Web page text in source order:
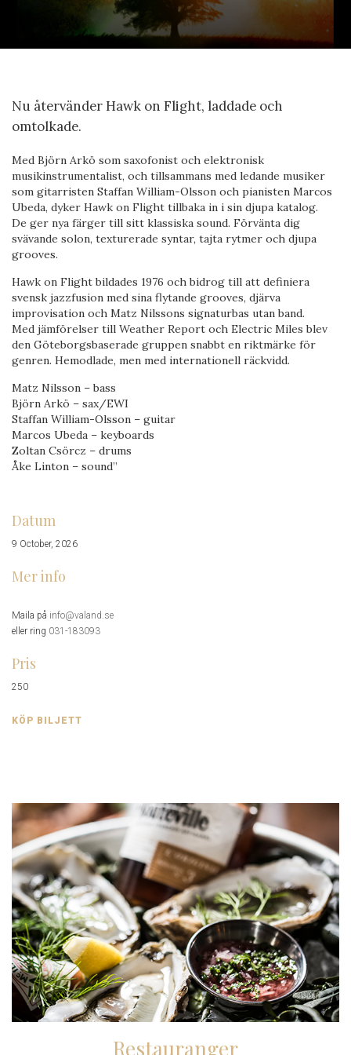
Nu återvänder Hawk on Flight, laddade och
omtolkade.
Med Björn Arkö som saxofonist och elektronisk
musikinstrumentalist, och tillsammans med ledande musiker
som gitarristen Staffan William-Olsson och pianisten Marcos
Ubeda, dyker Hawk on Flight tillbaka in i sin djupa katalog.
De ger nya färger till sitt klassiska sound. Förvänta dig
svävande solon, texturerade syntar, tajta rytmer och djupa
grooves.
Hawk on Flight bildades 1976 och bidrog till att definiera
svensk jazzfusion med sina flytande grooves, djärva
improvisation och Matz Nilssons signaturbas utan band.
Med jämförelser till Weather Report och Electric Miles blev
den Göteborgsbaserade gruppen snabbt en riktmärke för
genren. Hemodlade, men med internationell räckvidd.
Matz Nilsson – bass
Björn Arkö – sax/EWI
Staffan William-Olsson – guitar
Marcos Ubeda – keyboards
Zoltan Csörcz – drums
Åke Linton – sound”
Datum
9 October, 2026
Mer info
Maila på info@valand.se
eller ring 031-183093
Pris
250
KÖP BILJETT
Restauranger